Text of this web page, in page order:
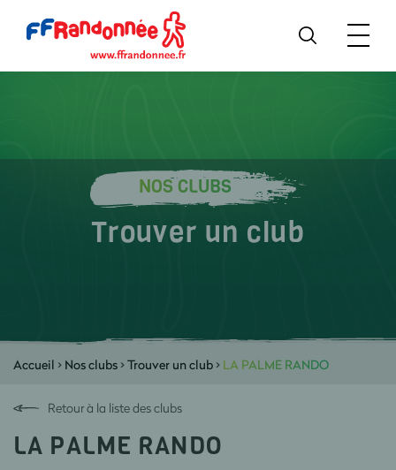
NOS CLUBS
Trouver un club
Accueil > Nos clubs>Trouver un club> LA PALME RANDO
Retour à la liste des clubs
LA PALME RANDO